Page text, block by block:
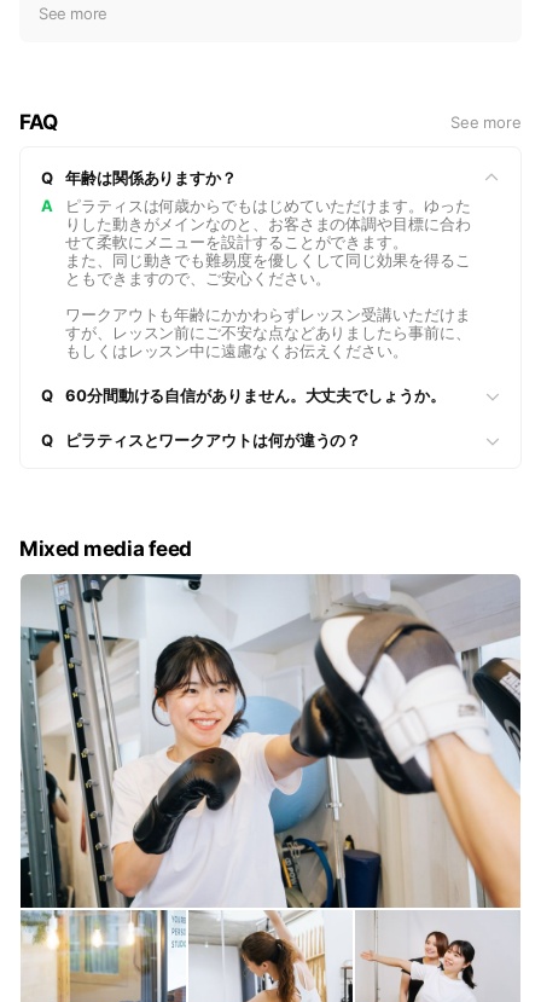
e
See more
FAQ See more
Q
年齢は関係ありますか？
A
ピラティスは何歳からでもはじめていただけます。ゆった
りした動きがメインなのと、お客さまの体調や目標に合わ
せて柔軟にメニューを設計することができます。
また、同じ動きでも難易度を優しくして同じ効果を得るこ
ともできますので、ご安心ください。
ワークアウトも年齢にかかわらずレッスン受講いただけま
すが、レッスン前にご不安な点などありましたら事前に、
もしくはレッスン中に遠慮なくお伝えください。
Q 60分間動ける自信がありません。大丈夫でしょうか。
Q ピラティスとワークアウトは何が違うの？
Mixed media feed